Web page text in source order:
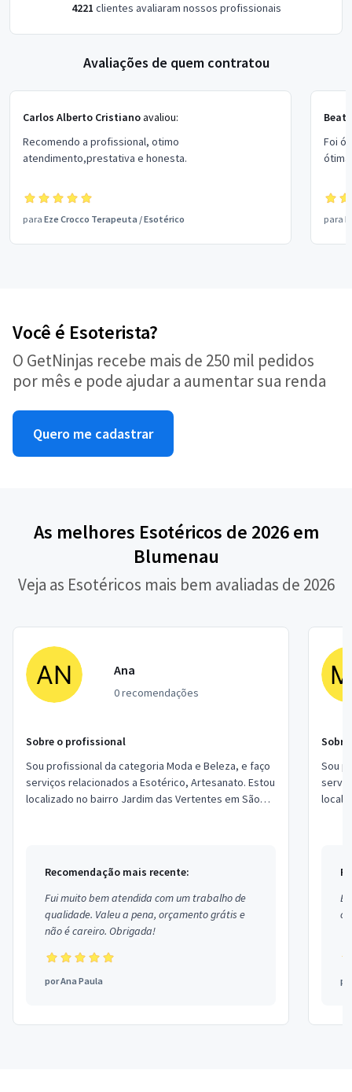
4221 clientes avaliaram nossos profissionais
Avaliações de quem contratou
Carlos Alberto Cristianoavaliou:
Recomendo a profissional, otimo
atendimento,prestativa e honesta.
para Eze Crocco Terapeuta /Esotérico
Foi
para
Você é Esoterista?
O GetNinjas recebe mais de 250 mil pedidos
por mês e pode ajudar a aumentar sua renda
Quero me cadastrar
As melhores Esotéricos de 2026 em
Blumenau
Veja as Esotéricos mais bem avaliadas de 2026
Ana
0 recomendações
Sobre o profissional
Sou profissional da categoria Moda e Beleza, e faço
serviços relacionados a Esotérico, Artesanato. Estou
localizado no bairro Jardim das Vertentes em São
Recomendação mais recente:
Fui muito bem atendida com um trabalho de
qualidade. Valeu a pena, orçamento grátis e
não é careiro. Obrigada!
porAna Paula
Sou